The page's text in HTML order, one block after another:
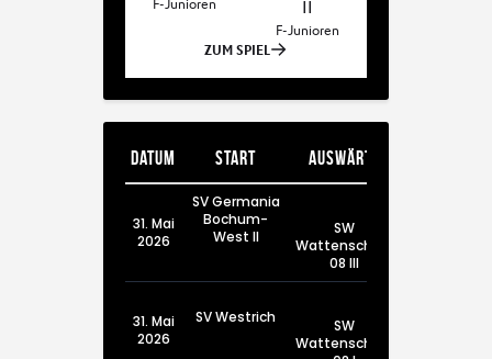
Datum Start Auswärts
31. Mai
2026
SV Germania
Bochum-
West II
SW
Wattenscheid
08 III
31. Mai
2026
SV Westrich
SW
Wattenscheid